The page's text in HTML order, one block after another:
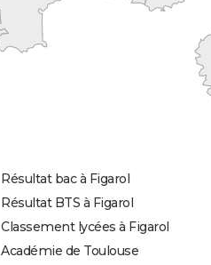
Résultat bac à Figarol
Résultat BTS à Figarol
Classement lycées à Figarol
Académie de Toulouse